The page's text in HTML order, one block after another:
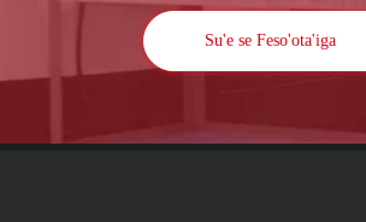
Su'e se Feso'ota'iga